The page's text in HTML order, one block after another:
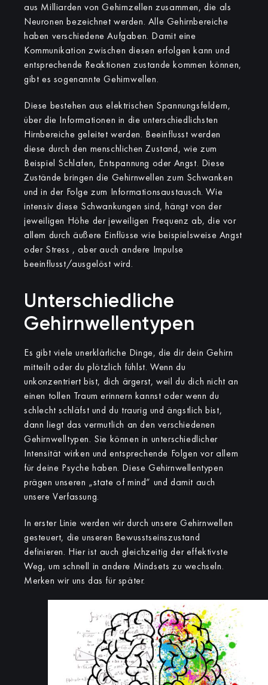
aus Milliarden von Gehirnzellen zusammen, die als
Neuronen bezeichnet werden. Alle Gehirnbereiche
haben verschiedene Aufgaben. Damit eine
Kommunikation zwischen diesen erfolgen kann und
entsprechende Reaktionen zustande kommen können,
gibt es sogenannte Gehirnwellen.
Diese bestehen aus elektrischen Spannungsfeldern,
über die Informationen in die unterschiedlichsten
Hirnbereiche geleitet werden. Beeinflusst werden
diese durch den menschlichen Zustand, wie zum
Beispiel Schlafen, Entspannung oder Angst. Diese
Zustände bringen die Gehirnwellen zum Schwanken
und in der Folge zum Informationsaustausch. Wie
intensiv diese Schwankungen sind, hängt von der
jeweiligen Höhe der jeweiligen Frequenz ab, die vor
allem durch äußere Einflüsse wie beispielsweise Angst
oder Stress , aber auch andere Impulse
beeinflusst/ausgelöst wird.
Unterschiedliche
Gehirnwellentypen
Es gibt viele unerklärliche Dinge, die dir dein Gehirn
mitteilt oder du plötzlich fühlst. Wenn du
unkonzentriert bist, dich ärgerst, weil du dich nicht an
einen tollen Traum erinnern kannst oder wenn du
schlecht schläfst und du traurig und ängstlich bist,
dann liegt das vermutlich an den verschiedenen
Gehirnwelltypen. Sie können in unterschiedlicher
Intensität wirken und entsprechende Folgen vor allem
für deine Psyche haben. Diese Gehirnwellentypen
prägen unseren „state of mind“ und damit auch
unsere Verfassung.
In erster Linie werden wir durch unsere Gehirnwellen
gesteuert, die unseren Bewusstseinszustand
definieren. Hier ist auch gleichzeitig der effektivste
Weg, um schnell in andere Mindsets zu wechseln.
Merken wir uns das für später.